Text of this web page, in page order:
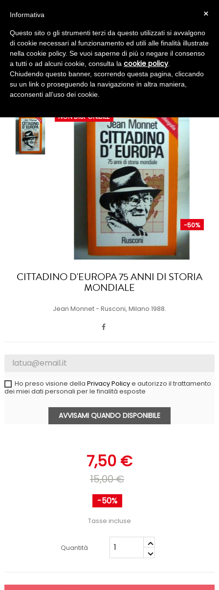
navigazione
Toggle
☰ Account (0)
CITTADINO D'EUROPA 75 ANNI DI STORIA MONDIALE
-50%
NON DISPONIBILE
CITTADINO D'EUROPA 75 ANNI DI STORIA
MONDIALE
Jean Monnet - Rusconi, Milano 1988.
Ho preso visione della Privacy Policye autorizzo il trattamento
dei miei dati personali per le finalità esposte
AVVISAMI QUANDO DISPONIBILE
7,50 €
15,00 €
-50%
Tasse incluse
Quantità
×
Informativa
Questo sito o gli strumenti terzi da questo utilizzati si avvalgono
di cookie necessari al funzionamento ed utili alle finalità illustrate
nella cookie policy. Se vuoi saperne di più o negare il consenso
a tutti o ad alcuni cookie, consulta la cookie policy.
Chiudendo questo banner, scorrendo questa pagina, cliccando
su un link o proseguendo la navigazione in altra maniera,
acconsenti all’uso dei cookie.